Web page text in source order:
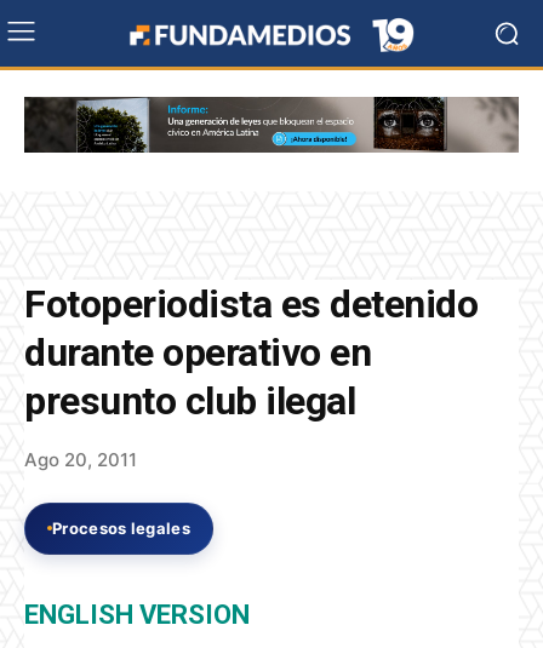
Fotoperiodista es detenido
durante operativo en
presunto club ilegal
Ago 20, 2011
Procesos legales
ENGLISH VERSION